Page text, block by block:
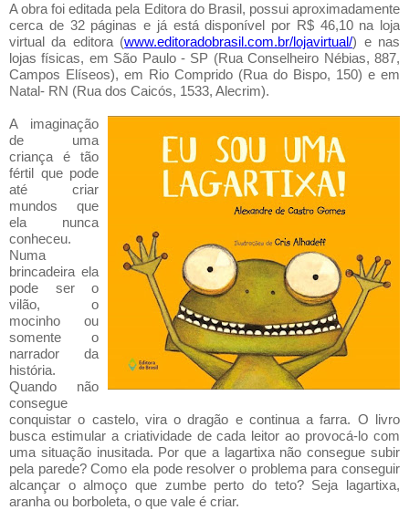
A obra foi editada pela Editora do Brasil, possui aproximadamente
cerca de 32 páginas e já está disponível por R$ 46,10 na loja
virtual da editora (www.editoradobrasil.com.br/lojavirtual/) e nas
lojas físicas, em São Paulo - SP (Rua Conselheiro Nébias, 887,
Campos Elíseos), em Rio Comprido (Rua do Bispo, 150) e em
Natal- RN (Rua dos Caicós, 1533, Alecrim).
A imaginação
de uma
criança é tão
fértil que pode
até criar
mundos que
ela nunca
conheceu.
Numa
brincadeira ela
pode ser o
vilão, o
mocinho ou
somente o
narrador da
história.
Quando não
consegue
conquistar o castelo, vira o dragão e continua a farra. O livro
busca estimular a criatividade de cada leitor ao provocá-lo com
uma situação inusitada. Por que a lagartixa não consegue subir
pela parede? Como ela pode resolver o problema para conseguir
alcançar o almoço que zumbe perto do teto? Seja lagartixa,
aranha ou borboleta, o que vale é criar.